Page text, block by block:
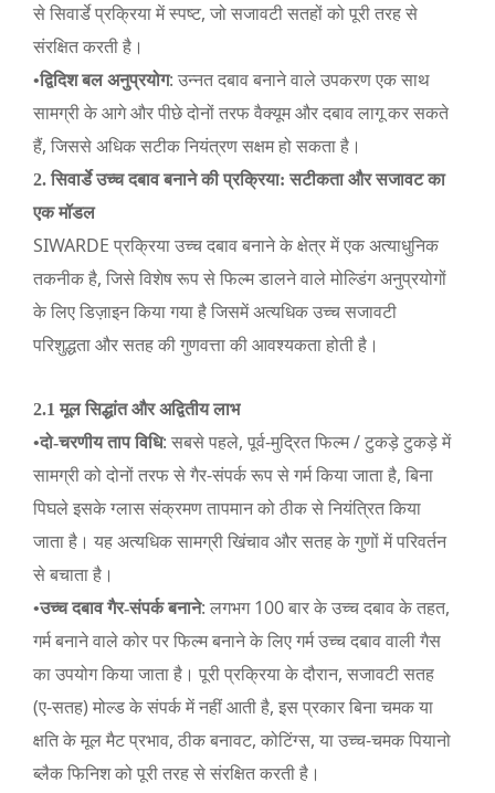
से सिवार्डे प्रक्रिया में स्पष्ट, जो सजावटी सतहों को पूरी तरह से
संरक्षित करती है।
•द्विदिश बल अनुप्रयोग: उन्नत दबाव बनाने वाले उपकरण एक साथ
सामग्री के आगे और पीछे दोनों तरफ वैक्यूम और दबाव लागू कर सकते
हैं, जिससे अधिक सटीक नियंत्रण सक्षम हो सकता है।
2. सिवार्डे उच्च दबाव बनाने की प्रक्रिया: सटीकता और सजावट का
एक मॉडल
SIWARDE प्रक्रिया उच्च दबाव बनाने के क्षेत्र में एक अत्याधुनिक
तकनीक है, जिसे विशेष रूप से फिल्म डालने वाले मोल्डिंग अनुप्रयोगों
के लिए डिज़ाइन किया गया है जिसमें अत्यधिक उच्च सजावटी
परिशुद्धता और सतह की गुणवत्ता की आवश्यकता होती है।
2.1 मूल सिद्धांत और अद्वितीय लाभ
•दो-चरणीय ताप विधि: सबसे पहले, पूर्व-मुद्रित फिल्म / टुकड़े टुकड़े में
सामग्री को दोनों तरफ से गैर-संपर्क रूप से गर्म किया जाता है, बिना
पिघले इसके ग्लास संक्रमण तापमान को ठीक से नियंत्रित किया
जाता है। यह अत्यधिक सामग्री खिंचाव और सतह के गुणों में परिवर्तन
से बचाता है।
•उच्च दबाव गैर-संपर्क बनाने: लगभग 100 बार के उच्च दबाव के तहत,
गर्म बनाने वाले कोर पर फिल्म बनाने के लिए गर्म उच्च दबाव वाली गैस
का उपयोग किया जाता है। पूरी प्रक्रिया के दौरान, सजावटी सतह
(ए-सतह) मोल्ड के संपर्क में नहीं आती है, इस प्रकार बिना चमक या
क्षति के मूल मैट प्रभाव, ठीक बनावट, कोटिंग्स, या उच्च-चमक पियानो
ब्लैक फिनिश को पूरी तरह से संरक्षित करती है।